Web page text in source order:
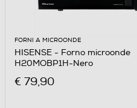
FORNI A MICROONDE
HISENSE - Forno microonde
H20MOBP1H-Nero
€ 79,90